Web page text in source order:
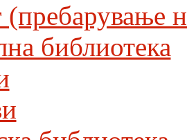
(пребарување
библиотека